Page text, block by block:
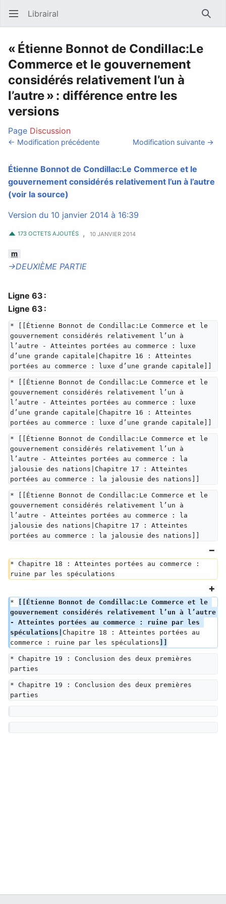
Ouvrir le menu principal Librairal
« Étienne Bonnot de Condillac:Le
Commerce et le gouvernement
considérés relativement l’un à
l’autre » : différence entre les
versions
Page Discussion
← Modification précédente Modification suivante →
Étienne Bonnot de Condillac:Le Commerce et le
gouvernement considérés relativement l’un à l’autre
(voir la source)
Version du 10 janvier 2014 à 16:39
173 OCTETS AJOUTÉS , 10 JANVIER 2014
m
→‎DEUXIÈME PARTIE
Ligne 63 :
Ligne 63 :
* [[Étienne Bonnot de Condillac:Le Commerce et le
gouvernement considérés relativement l’un à
l’autre - Atteintes portées au commerce : luxe
d’une grande capitale|Chapitre 16 : Atteintes
portées au commerce : luxe d’une grande capitale]]
* [[Étienne Bonnot de Condillac:Le Commerce et le
gouvernement considérés relativement l’un à
l’autre - Atteintes portées au commerce : luxe
d’une grande capitale|Chapitre 16 : Atteintes
portées au commerce : luxe d’une grande capitale]]
* [[Étienne Bonnot de Condillac:Le Commerce et le
gouvernement considérés relativement l’un à
l’autre - Atteintes portées au commerce : la
jalousie des nations|Chapitre 17 : Atteintes
portées au commerce : la jalousie des nations]]
* [[Étienne Bonnot de Condillac:Le Commerce et le
gouvernement considérés relativement l’un à
l’autre - Atteintes portées au commerce : la
jalousie des nations|Chapitre 17 : Atteintes
portées au commerce : la jalousie des nations]]
* Chapitre 18 : Atteintes portées au commerce :
ruine par les spéculations
*
[[Étienne Bonnot de Condillac:Le Commerce et le
gouvernement considérés relativement l’un à l’autre
- Atteintes portées au commerce : ruine par les
spéculations| Chapitre 18 : Atteintes portées au
commerce : ruine par les spéculations
* Chapitre 19 : Conclusion des deux premières
parties
* Chapitre 19 : Conclusion des deux premières
parties